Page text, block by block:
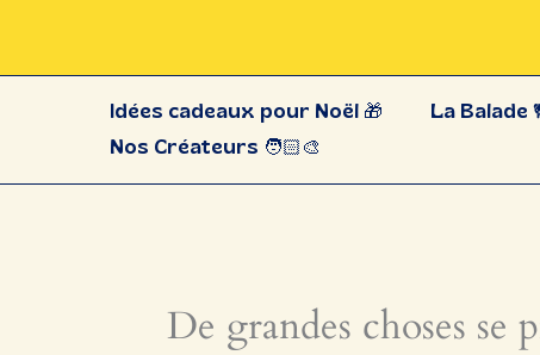
Idées cadeaux pour Noël 🎁 La Balade
Nos Créateurs 🧑🏻‍🎨
De grandes choses se